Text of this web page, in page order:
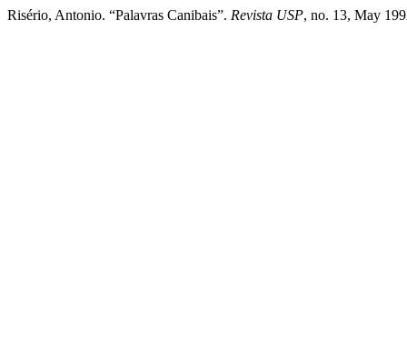
Risério, Antonio. “Palavras Canibais”. Revista USP, no. 13, May